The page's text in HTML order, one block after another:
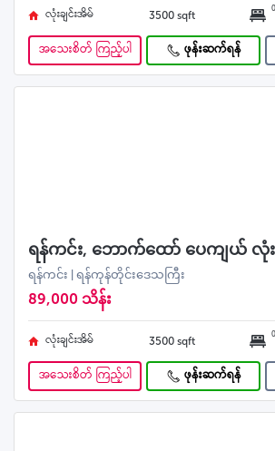
လုံးချင်းအိမ် 3500 sqft 0
အသေးစိတ် ကြည့်ပါ ဖုန်းဆက်ရန်
ရန်ကင်း, ဘောက်ထော် ပေကျယ် လုံး
ရန်ကင်း | ရန်ကုန်တိုင်းဒေသကြီး
89,000 သိန်း
လုံးချင်းအိမ် 3500 sqft 0
အသေးစိတ် ကြည့်ပါ ဖုန်းဆက်ရန်